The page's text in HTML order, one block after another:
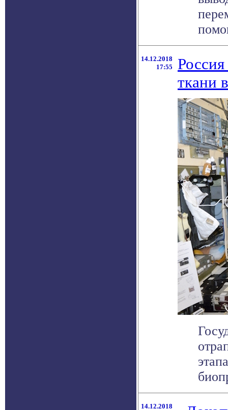
14.12.2018
17:55
ткани
14.12.2018